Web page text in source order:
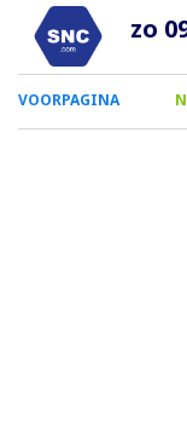
zo
0
Smartphone
VOORPAGINA